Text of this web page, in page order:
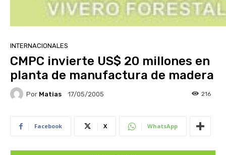
INTERNACIONALES
CMPC invierte US$ 20 millones en
planta de manufactura de madera
Por Matias 17/05/2005 216
Facebook X WhatsApp